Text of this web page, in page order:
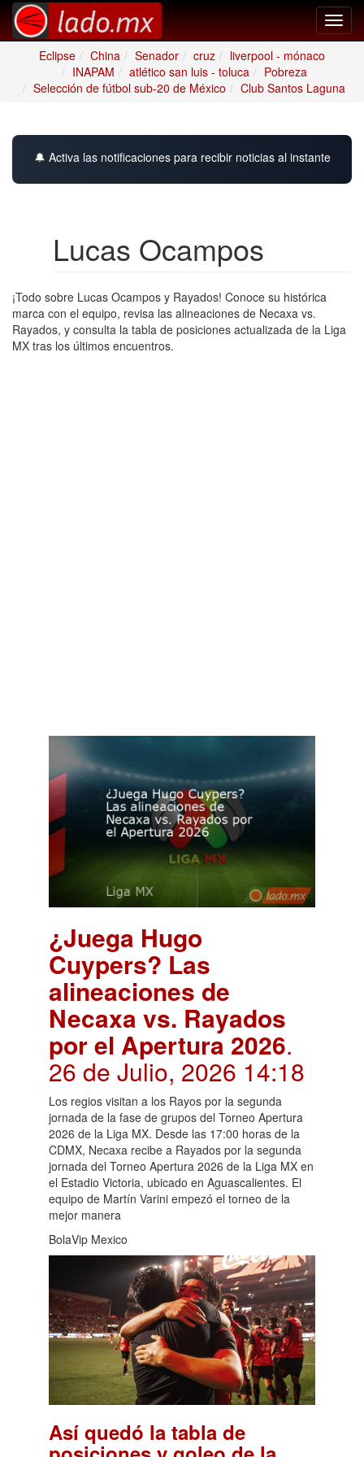
Eclipse
China Senador cruz
liverpool - mónaco
INAPAM
atlético san luis - toluca
Pobreza
Selección de fútbol sub-20 de México
Club Santos Laguna
🔔 Activa las notificaciones para recibir noticias al instante
Lucas Ocampos
¡Todo sobre Lucas Ocampos y Rayados! Conoce su histórica
marca con el equipo, revisa las alineaciones de Necaxa vs.
Rayados, y consulta la tabla de posiciones actualizada de la Liga
MX tras los últimos encuentros.
¿Juega Hugo
Cuypers? Las
alineaciones de
Necaxa vs. Rayados
por el Apertura 2026.
26 de Julio, 2026 14:18
Los regios visitan a los Rayos por la segunda
jornada de la fase de grupos del Torneo Apertura
2026 de la Liga MX. Desde las 17:00 horas de la
CDMX, Necaxa recibe a Rayados por la segunda
jornada del Torneo Apertura 2026 de la Liga MX en
el Estadio Victoria, ubicado en Aguascalientes. El
equipo de Martín Varini empezó el torneo de la
mejor manera
BolaVip Mexico
Así quedó la tabla de